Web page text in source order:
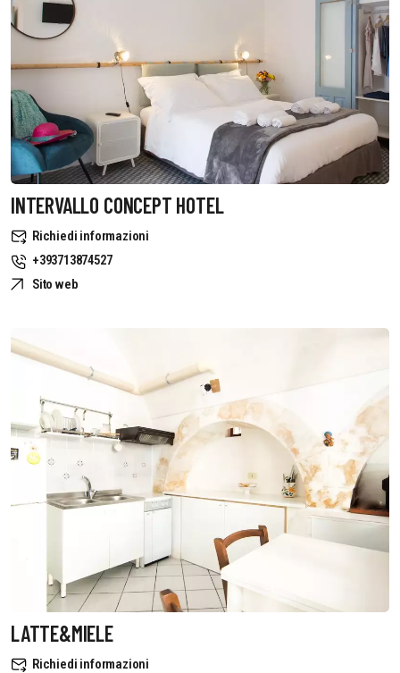
INTERVALLO CONCEPT HOTEL
Richiedi informazioni
+393713874527
Sito web
LATTE&MIELE
Richiedi informazioni